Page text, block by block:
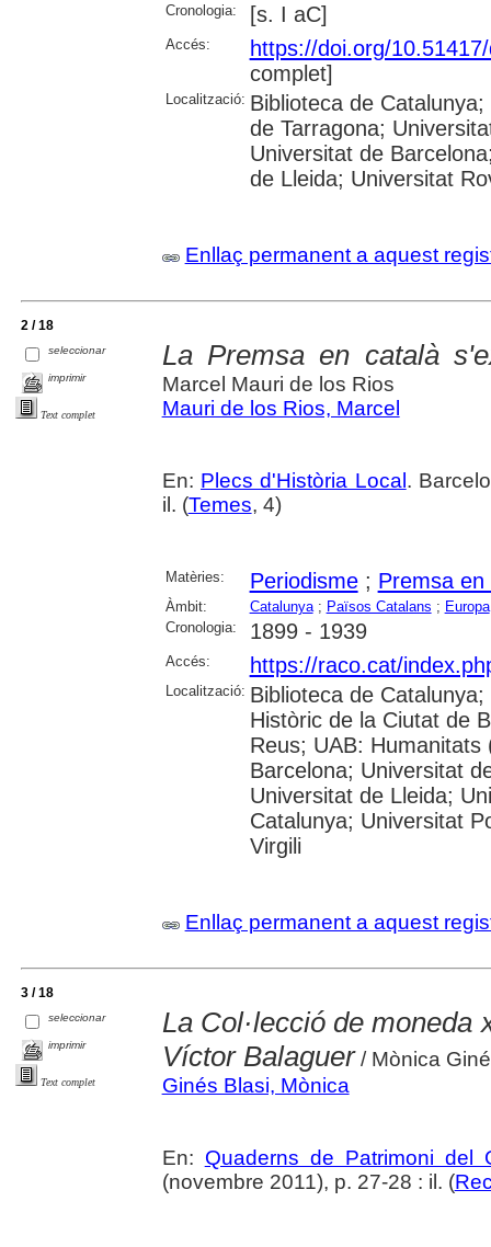
Cronologia: [s. I aC]
Accés:
https://doi.org/
complet]
Localització: Biblioteca de
de Tarragona;
Universitat de
de Lleida; Universitat
Enllaç permanent a aquest
2 / 18
seleccionar
imprimir
Text complet
La Premsa en català
Marcel Mauri de los Rios
Mauri de los Rios, Marcel
En: Plecs d'Història Local .
il. (Temes, 4)
Matèries: Periodisme; Premsa en
Àmbit: Catalunya; Països Catalans ; Europa
Cronologia:
1899 - 1939
Accés: https://raco.cat/
Localització: Biblioteca de
Històric de la Ciutat de
Reus; UAB:
Barcelona; Universitat
Universitat de Lleida;
Catalunya; Universitat
Virgili
Enllaç permanent a aquest
3 / 18
seleccionar
imprimir
Text complet
La Col·lecció de moneda
Víctor Balaguer/ Mònica
Ginés Blasi, Mònica
En: Quaderns de Patrimoni del
(novembre 2011), p. 27-28 : il. (